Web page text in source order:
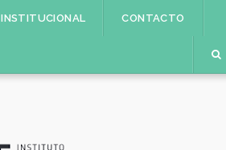
INSTITUCIONAL CONTACTO